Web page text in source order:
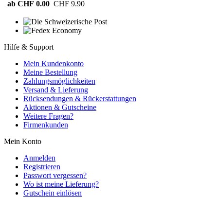
ab CHF 0.00 CHF 9.90
Hilfe & Support
Mein Kundenkonto
Meine Bestellung
Zahlungsmöglichkeiten
Versand & Lieferung
Rücksendungen & Rückerstattungen
Aktionen & Gutscheine
Weitere Fragen?
Firmenkunden
Mein Konto
Anmelden
Registrieren
Passwort vergessen?
Wo ist meine Lieferung?
Gutschein einlösen